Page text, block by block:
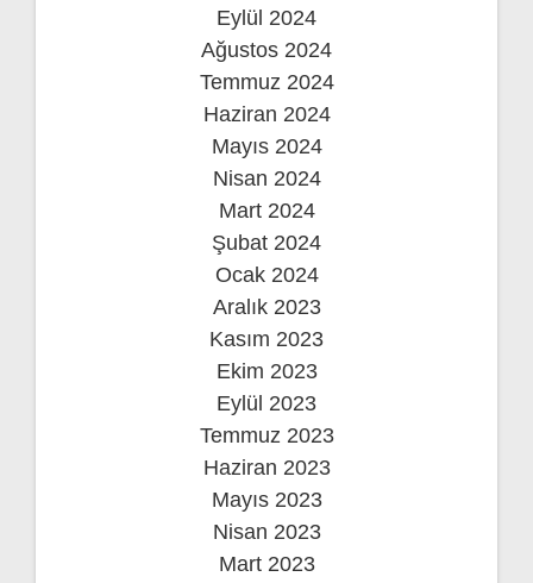
Eylül 2024
Ağustos 2024
Temmuz 2024
Haziran 2024
Mayıs 2024
Nisan 2024
Mart 2024
Şubat 2024
Ocak 2024
Aralık 2023
Kasım 2023
Ekim 2023
Eylül 2023
Temmuz 2023
Haziran 2023
Mayıs 2023
Nisan 2023
Mart 2023